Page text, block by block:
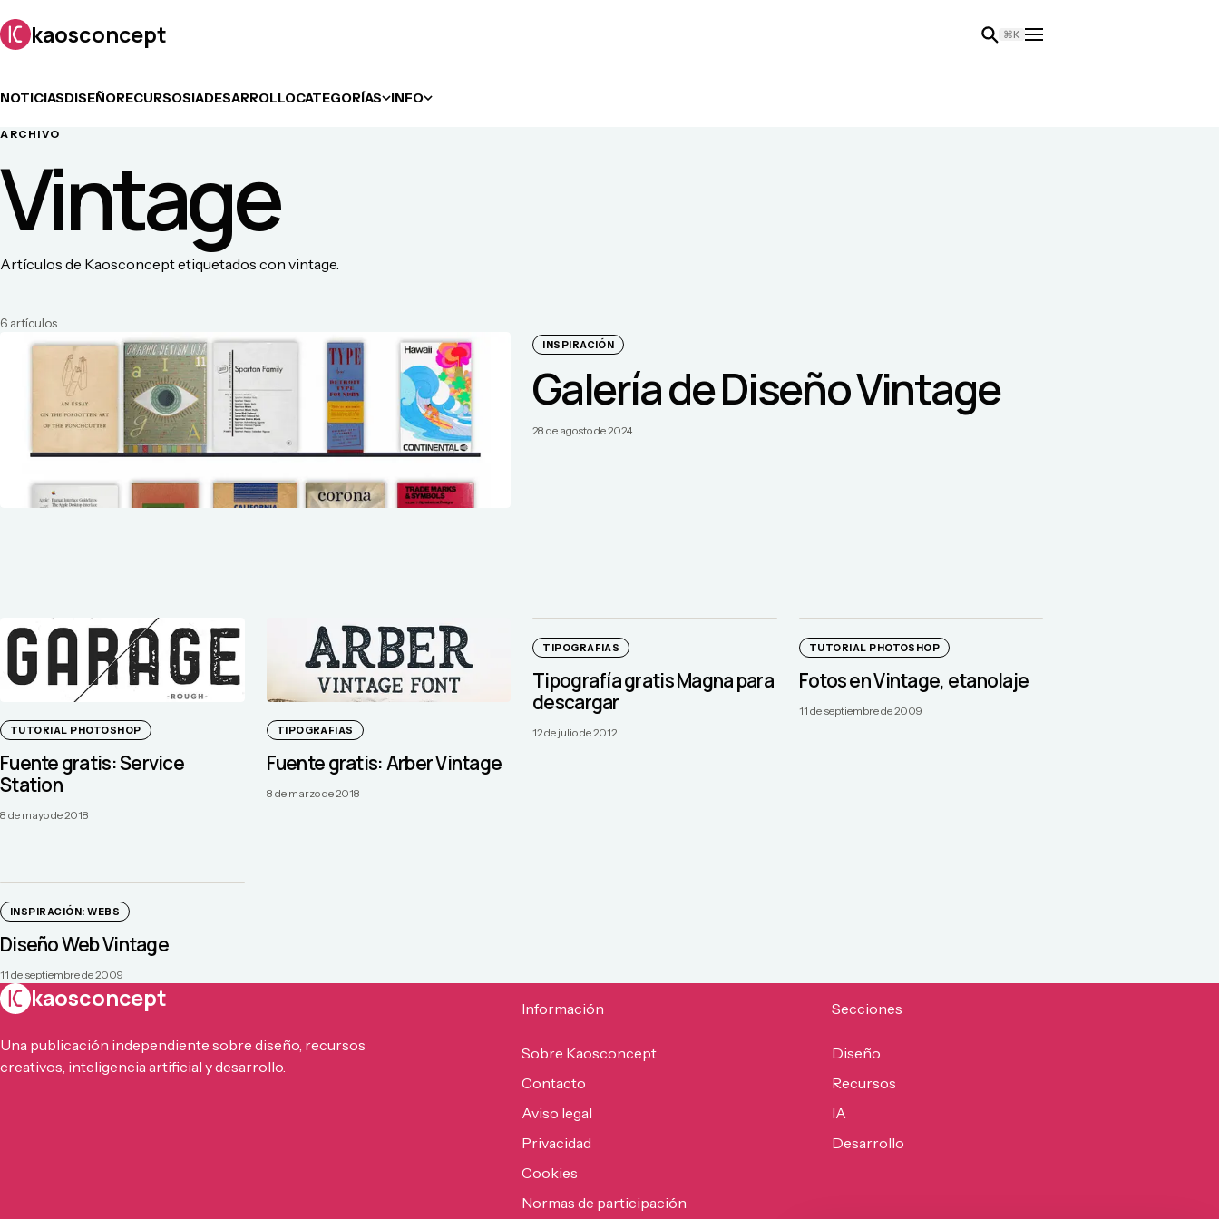
kaosconcept ⌘K
NOTICIASDISEÑORECURSOSIADESARROLLOCATEGORÍAS INFO
ARCHIVO
Vintage
Artículos de Kaosconcept etiquetados con vintage.
6 artículos
INSPIRACIÓN
Galería de Diseño Vintage
28 de agosto de 2024
TUTORIAL PHOTOSHOP
Fuente gratis: Service
Station
8 de mayo de 2018
TIPOGRAFIAS
Fuente gratis: Arber Vintage
8 de marzo de 2018
TIPOGRAFIAS
Tipografía gratis Magna para
descargar
12 de julio de 2012
TUTORIAL PHOTOSHOP
Fotos en Vintage, etanolaje
11 de septiembre de 2009
INSPIRACIÓN: WEBS
Diseño Web Vintage
11 de septiembre de 2009
kaosconcept
Una publicación independiente sobre diseño, recursos
creativos, inteligencia artificial y desarrollo.
Información
Sobre Kaosconcept
Contacto
Aviso legal
Privacidad
Cookies
Normas de participación
Secciones
Diseño
Recursos
IA
Desarrollo